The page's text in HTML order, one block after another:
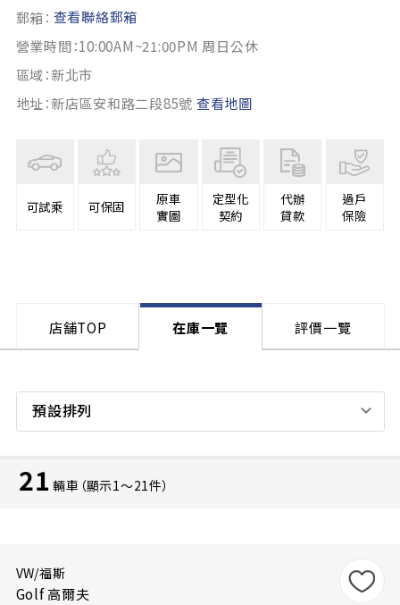
郵箱： 查看聯絡郵箱
營業時間：10:00AM~21:00PM 周日公休
區域：新北市
地址：新店區安和路二段85號 查看地圖
可試乘 可保固
原車
實圖
定型化
契約
代辦
貸款
過戶
保險
店舗TOP 在庫一覽 評價一覽
21 輛車（顯示1〜21件）
預設排列
VW/福斯
Golf 高爾夫